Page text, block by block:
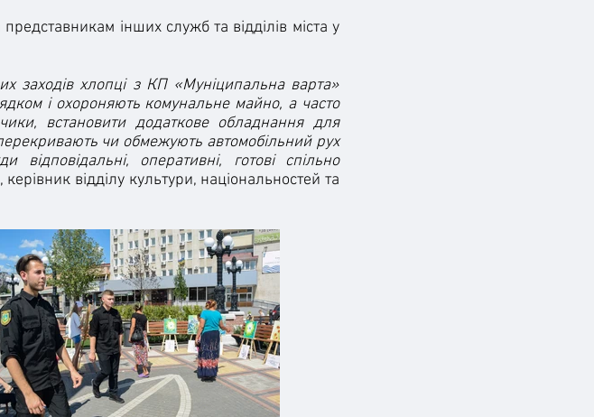
інших служб та відділів міста у
заходів хлопці з КП «Муніципальна варта»
і охороняють комунальне майно, а часто
встановити додаткове обладнання для
чи обмежують автомобільний рух
оперативні, готові спільно
відділу культури, національностей та